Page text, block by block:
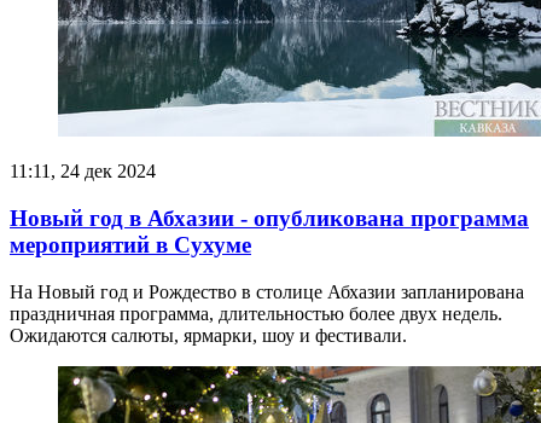
11:11, 24 дек 2024
Новый год в Абхазии - опубликована программа
мероприятий в Сухуме
На Новый год и Рождество в столице Абхазии запланирована
праздничная программа, длительностью более двух недель.
Ожидаются салюты, ярмарки, шоу и фестивали.